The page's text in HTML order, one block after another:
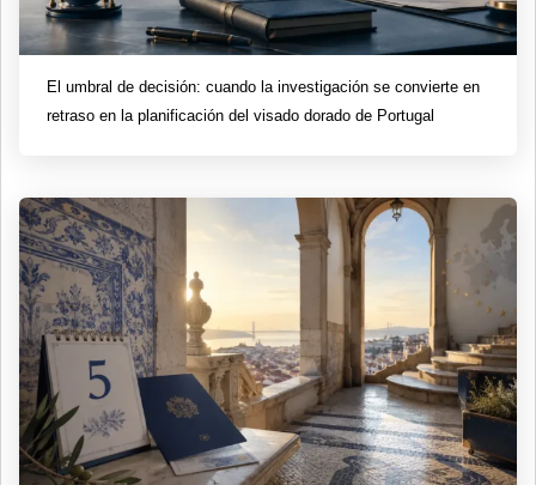
El umbral de decisión: cuando la investigación se convierte en
retraso en la planificación del visado dorado de Portugal